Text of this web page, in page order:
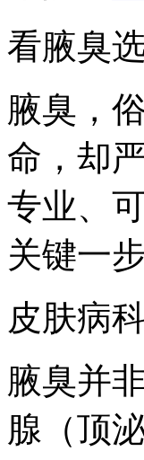
看腋臭
腋臭，
命，却
专业、
关键一步
皮肤病
腋臭并
腺（顶